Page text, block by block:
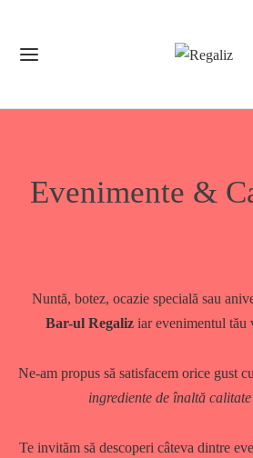
Evenimente &
Nuntă, botez, ocazie specială sau
Bar-ul Regaliziar evenimentul tău
Ne-am propus să satisfacem orice gust
ingrediente de înaltă
Te invităm să descoperi câteva dintre